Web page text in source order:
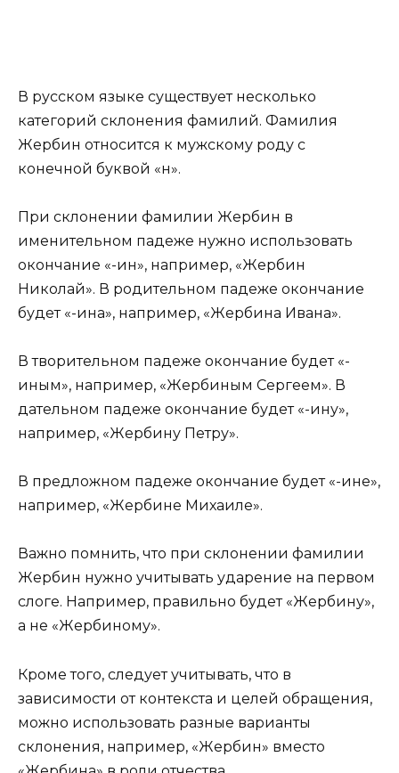
В русском языке существует несколько
категорий склонения фамилий. Фамилия
Жербин относится к мужскому роду с
конечной буквой «н».
При склонении фамилии Жербин в
именительном падеже нужно использовать
окончание «-ин», например, «Жербин
Николай». В родительном падеже окончание
будет «-ина», например, «Жербина Ивана».
В творительном падеже окончание будет «-
иным», например, «Жербиным Сергеем». В
дательном падеже окончание будет «-ину»,
например, «Жербину Петру».
В предложном падеже окончание будет «-ине»,
например, «Жербине Михаиле».
Важно помнить, что при склонении фамилии
Жербин нужно учитывать ударение на первом
слоге. Например, правильно будет «Жербину»,
а не «Жербиному».
Кроме того, следует учитывать, что в
зависимости от контекста и целей обращения,
можно использовать разные варианты
склонения, например, «Жербин» вместо